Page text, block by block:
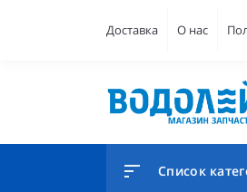
Доставка О нас
Список